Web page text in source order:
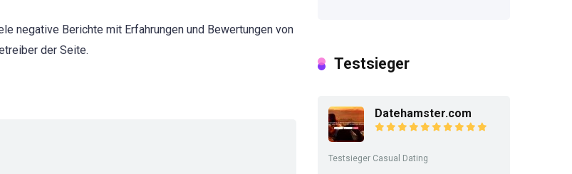
negative Berichte mit Erfahrungen und Bewertungen von
der Seite.
Testsieger
Datehamster.com
Testsieger Casual Dating